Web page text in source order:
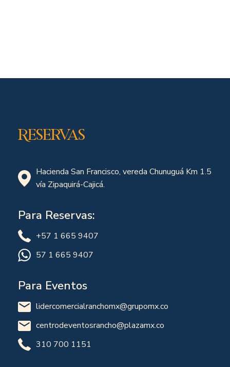
Reservas
Hacienda San Francisco, vereda Chunuguá Km 1.5
vía Zipaquirá-Cajicá.
Para Reservas:
+57 1 665 9407
57 1 665 9407
Para Eventos
lidercomercialranchomx@grupomx.co
centrodeventosrancho@plazamx.co
310 700 1151